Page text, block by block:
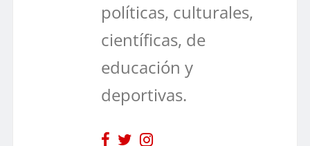
políticas, culturales,
científicas, de
educación y
deportivas.